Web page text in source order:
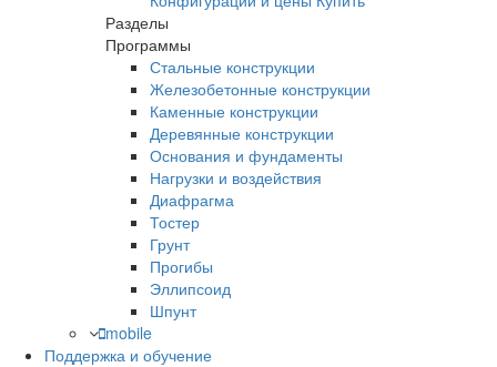
Разделы
Программы
Стальные конструкции
Железобетонные конструкции
Каменные конструкции
Деревянные конструкции
Основания и фундаменты
Нагрузки и воздействия
Диафрагма
Тостер
Грунт
Прогибы
Эллипсоид
Шпунт
mobile
Поддержка и обучение